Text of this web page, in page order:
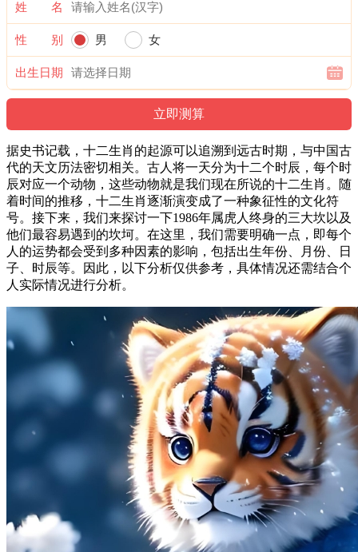
姓 名
性 别 男 女
出生日期
据史书记载，十二生肖的起源可以追溯到远古时期，与中国古
代的天文历法密切相关。古人将一天分为十二个时辰，每个时
辰对应一个动物，这些动物就是我们现在所说的十二生肖。随
着时间的推移，十二生肖逐渐演变成了一种象征性的文化符
号。接下来，我们来探讨一下1986年属虎人终身的三大坎以及
他们最容易遇到的坎坷。在这里，我们需要明确一点，即每个
人的运势都会受到多种因素的影响，包括出生年份、月份、日
子、时辰等。因此，以下分析仅供参考，具体情况还需结合个
人实际情况进行分析。